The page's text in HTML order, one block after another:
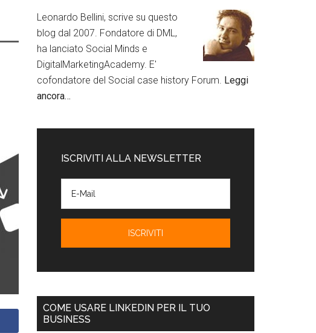
Leonardo Bellini, scrive su questo
blog dal 2007. Fondatore di DML,
ha lanciato Social Minds e
DigitalMarketingAcademy. E'
cofondatore del Social case history Forum. Leggi
ancora…
ISCRIVITI ALLA NEWSLETTER
COME USARE LINKEDIN PER IL TUO
BUSINESS